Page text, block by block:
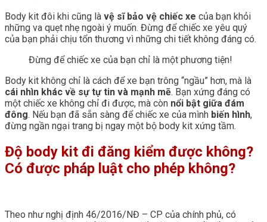
Body kit đôi khi cũng là vệ sĩ bảo vệ chiếc xe của bạn khỏi
những va quẹt nhẹ ngoài ý muốn. Đừng để chiếc xe yêu quý
của bạn phải chịu tổn thương vì những chi tiết không đáng có.
Đừng để chiếc xe của bạn chỉ là một phương tiện!
Body kit không chỉ là cách để xe bạn trông “ngầu” hơn, mà là
cái nhìn khác về sự tự tin và mạnh mẽ. Bạn xứng đáng có
một chiếc xe không chỉ đi được, mà còn nổi bật giữa đám
đông. Nếu bạn đã sẵn sàng để chiếc xe của mình biến hình,
đừng ngần ngại trang bị ngay một bộ body kit xứng tầm.
Độ body kit đi đăng kiểm được không?
Có được pháp luật cho phép không?
Theo như nghị định 46/2016/NĐ – CP của chính phủ, có